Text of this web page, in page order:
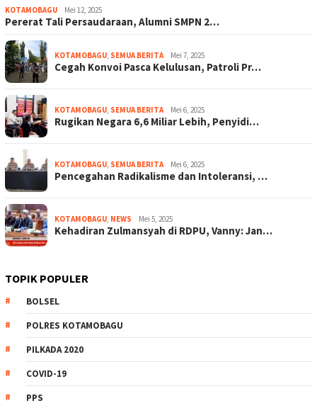
KOTAMOBAGU Mei 12, 2025
Pererat Tali Persaudaraan, Alumni SMPN 2…
KOTAMOBAGU SEMUA BERITA Mei 7, 2025
Cegah Konvoi Pasca Kelulusan, Patroli Pr…
KOTAMOBAGU SEMUA BERITA Mei 6, 2025
Rugikan Negara 6,6 Miliar Lebih, Penyidi…
KOTAMOBAGU SEMUA BERITA Mei 6, 2025
Pencegahan Radikalisme dan Intoleransi, …
KOTAMOBAGU NEWS Mei 5, 2025
Kehadiran Zulmansyah di RDPU, Vanny: Jan…
TOPIK POPULER
BOLSEL
POLRES KOTAMOBAGU
PILKADA 2020
COVID-19
PPS